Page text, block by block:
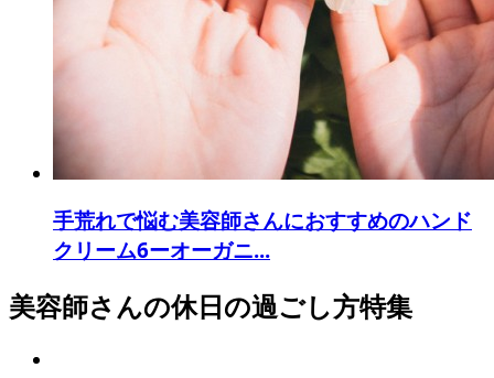
手荒れで悩む美容師さんにおすすめのハンド
クリーム6ーオーガニ...
美容師さんの休日の過ごし方特集